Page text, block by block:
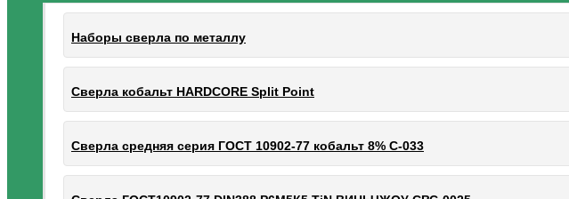
Наборы сверла по металлу
Сверла кобальт HARDCORE Split Point
Сверла средняя серия ГОСТ 10902-77 кобальт 8% С-033